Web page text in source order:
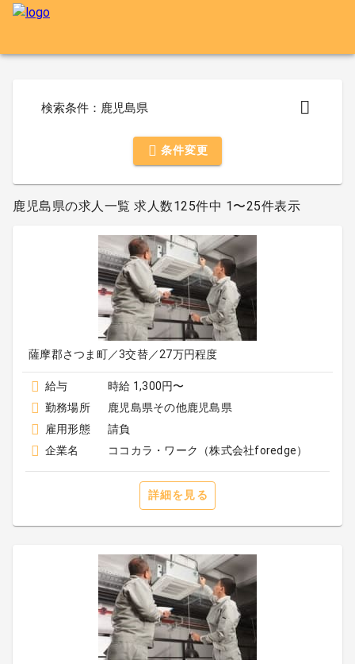
検索条件：鹿児島県
条件変更
鹿児島県の求人一覧 求人数125件中 1〜25件表示
薩摩郡さつま町／3交替／27万円程度
給与
時給 1,300円〜
勤務場所
鹿児島県その他鹿児島県
雇用形態
請負
企業名
ココカラ・ワーク（株式会社foredge）
詳細を見る